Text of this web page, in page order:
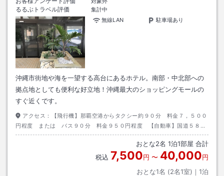
るるぶトラベル評価
集計中
無線LAN
駐車場あり
沖縄市街地や海を一望する高台にあるホテル。南部・中北部への
拠点地としても便利な好立地！沖縄最大のショッピングモールの
すぐ近くです。
アクセス：
【飛行機】那覇空港からタクシー約９０分 料金７，５００
円程度 または バス９０分 料金９５０円程度 【自動車】国道５８号
線から県道８５号線利用
おとな2名 1泊1部屋 合計
税込 7,500円 〜 40,000円
おとな1名 (2名1室)｜ 1泊